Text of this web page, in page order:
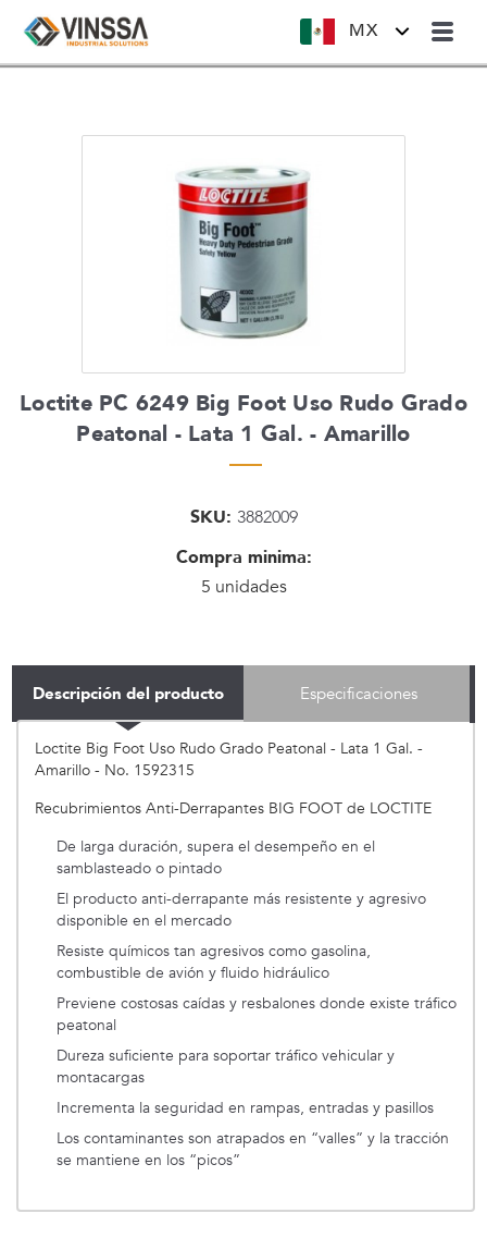
MX
Loctite PC 6249 Big Foot Uso Rudo Grado
Peatonal - Lata 1 Gal. - Amarillo
SKU: 3882009
Compra minima:
5 unidades
Descripción del producto
Loctite Big Foot Uso Rudo Grado Peatonal - Lata 1 Gal. -
Amarillo - No. 1592315
Recubrimientos Anti-Derrapantes BIG FOOT de LOCTITE
De larga duración, supera el desempeño en el
samblasteado o pintado
El producto anti-derrapante más resistente y agresivo
disponible en el mercado
Resiste químicos tan agresivos como gasolina,
combustible de avión y fluido hidráulico
Previene costosas caídas y resbalones donde existe tráfico
peatonal
Dureza suficiente para soportar tráfico vehicular y
montacargas
Incrementa la seguridad en rampas, entradas y pasillos
Los contaminantes son atrapados en “valles” y la tracción
se mantiene en los “picos”
Especificaciones